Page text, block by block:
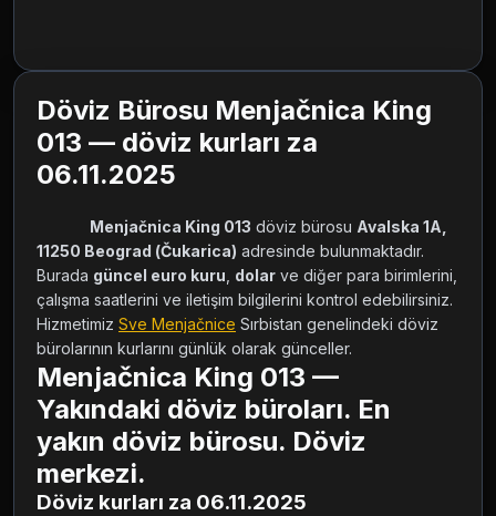
Döviz Bürosu Menjačnica King
013 — döviz kurları za
06.11.2025
Menjačnica King 013 döviz bürosu Avalska 1A,
11250 Beograd (Čukarica) adresinde bulunmaktadır.
Burada güncel euro kuru dolar ve diğer para birimlerini,
çalışma saatlerini ve iletişim bilgilerini kontrol edebilirsiniz.
Hizmetimiz Sve Menjačnice Sırbistan genelindeki döviz
bürolarının kurlarını günlük olarak günceller.
Menjačnica King 013 —
Yakındaki döviz büroları. En
yakın döviz bürosu. Döviz
merkezi.
Döviz kurları za 06.11.2025